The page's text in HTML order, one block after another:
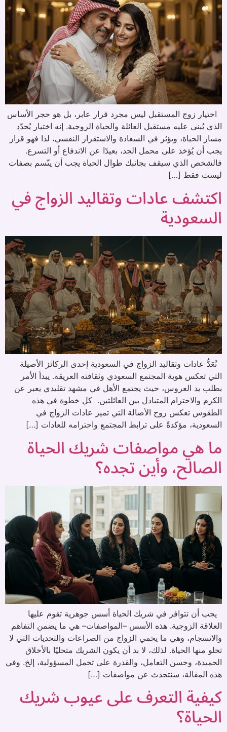
اختيار زوج المستقبل ليس مجرد قرار عابر، بل هو حجر الأساس
الذي يُبنى عليه مستقبل العائلة والحياة الزوجية. إنه اختيار يُحدّد
مسار الحياة، ويؤثر في السعادة والاستقرار النفسي، لذا فهو قرار
يجب أن يُؤخذ على محمل الجد، بعيدًا عن الاندفاع أو التسرع.
فالشخص الذي سيقف بجانبك طوال الحياة يجب أن يتّسم بصفات
ليست فقط […]
اكتشف عادات وتقاليد الزواج في
السعودية
تُعَدُّ عادات وتقاليد الزواج في السعودية إحدى الركائز الأصيلة
التي تعكس هوية المجتمع السعودي وثقافته العريقة. يبدأ الأمر
بطلب يد العروس، حيث يجتمع الأهل في مشهد تقليدي يعبر عن
الكرم والاحترام المتبادل بين العائلتين. كل خطوة في هذه
الطقوس تعكس روح الأصالة التي تميز عادات الزواج في
السعودية، مؤكدةً على ترابط المجتمع واحترامه للعادات […]
ما هي مواصفات شريك الحياة
الصالح، وأين تجده؟
يجب أن تتوافر في شريك الحياة أسس جوهرية تقوم عليها
العلاقة الزوجية. هذه الأسس –المواصفات– هي ما يضمن التفاهم
والانسجام، وهي ما يحمي الزواج من الصراعات والتحديات التي لا
تخلو منها الحياة. لذلك، لا بد أن يكون الشريك متحليًا بالأخلاق
الحميدة، وحسن التعامل، والقدرة على تحمل المسؤولية، إلخ. وفي
هذه المقالة، سنتحدث عن مواصفات […]
كيفية التعرف على عيوب شريك
الحياة؟